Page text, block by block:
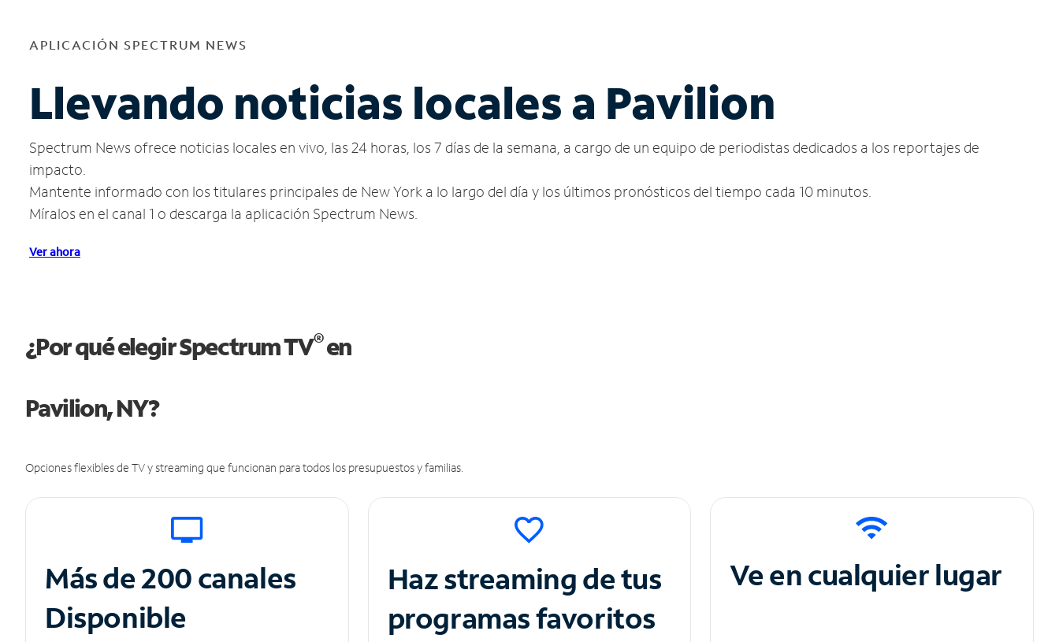
APLICACIÓN SPECTRUM NEWS
Llevando noticias locales a Pavilion
Spectrum News ofrece noticias locales en vivo, las 24 horas, los 7 días de la semana, a cargo de un equipo de periodistas dedicados a los reportajes de
impacto.
Mantente informado con los titulares principales de New York a lo largo del día y los últimos pronósticos del tiempo cada 10 minutos.
Míralos en el canal 1 o descarga la aplicación Spectrum News.
Ver ahora
¿Por qué elegir Spectrum TV®en
Pavilion, NY?
Opciones flexibles de TV y streaming que funcionan para todos los presupuestos y familias.
Más de 200 canales
Disponible
Haz streaming de tus
programas favoritos
Ve en cualquier lugar